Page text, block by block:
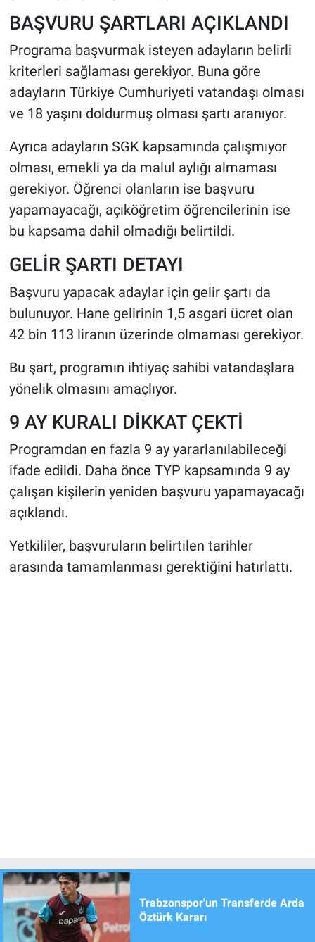
BAŞVURU ŞARTLARI AÇIKLANDI
Programa başvurmak isteyen adayların belirli
kriterleri sağlaması gerekiyor. Buna göre
adayların Türkiye Cumhuriyeti vatandaşı olması
ve 18 yaşını doldurmuş olması şartı aranıyor.
Ayrıca adayların SGK kapsamında çalışmıyor
olması, emekli ya da malul aylığı almaması
gerekiyor. Öğrenci olanların ise başvuru
yapamayacağı, açıköğretim öğrencilerinin ise
bu kapsama dahil olmadığı belirtildi.
GELİR ŞARTI DETAYI
Başvuru yapacak adaylar için gelir şartı da
bulunuyor. Hane gelirinin 1,5 asgari ücret olan
42 bin 113 liranın üzerinde olmaması gerekiyor.
Bu şart, programın ihtiyaç sahibi vatandaşlara
yönelik olmasını amaçlıyor.
9 AY KURALI DİKKAT ÇEKTİ
Programdan en fazla 9 ay yararlanılabileceği
ifade edildi. Daha önce TYP kapsamında 9 ay
çalışan kişilerin yeniden başvuru yapamayacağı
açıklandı.
Yetkililer, başvuruların belirtilen tarihler
arasında tamamlanması gerektiğini hatırlattı.
Trabzonspor'un Transferde Arda
Öztürk Kararı